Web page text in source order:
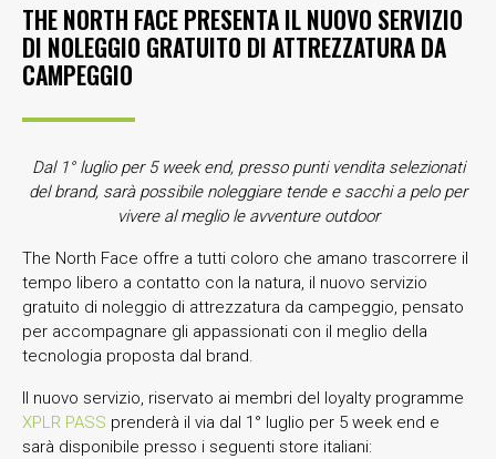
THE NORTH FACE PRESENTA IL NUOVO SERVIZIO
DI NOLEGGIO GRATUITO DI ATTREZZATURA DA
CAMPEGGIO
Dal 1° luglio per 5 week end, presso punti vendita selezionati
del brand, sarà possibile noleggiare tende e sacchi a pelo per
vivere al meglio le avventure outdoor
The North Face offre a tutti coloro che amano trascorrere il
tempo libero a contatto con la natura, il nuovo servizio
gratuito di noleggio di attrezzatura da campeggio, pensato
per accompagnare gli appassionati con il meglio della
tecnologia proposta dal brand.
Il nuovo servizio, riservato ai membri del loyalty programme
XPLR PASS prenderà il via dal 1° luglio per 5 week end e
sarà disponibile presso i seguenti store italiani: